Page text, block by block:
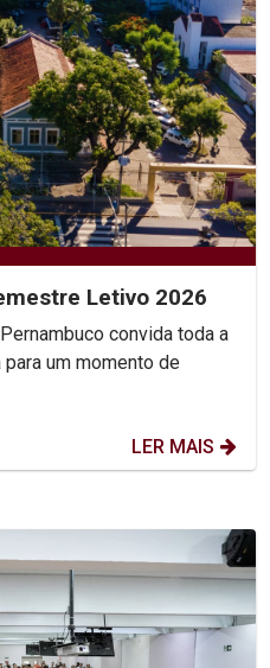
Letivo 2026
convida toda a
um momento de
LER MAIS